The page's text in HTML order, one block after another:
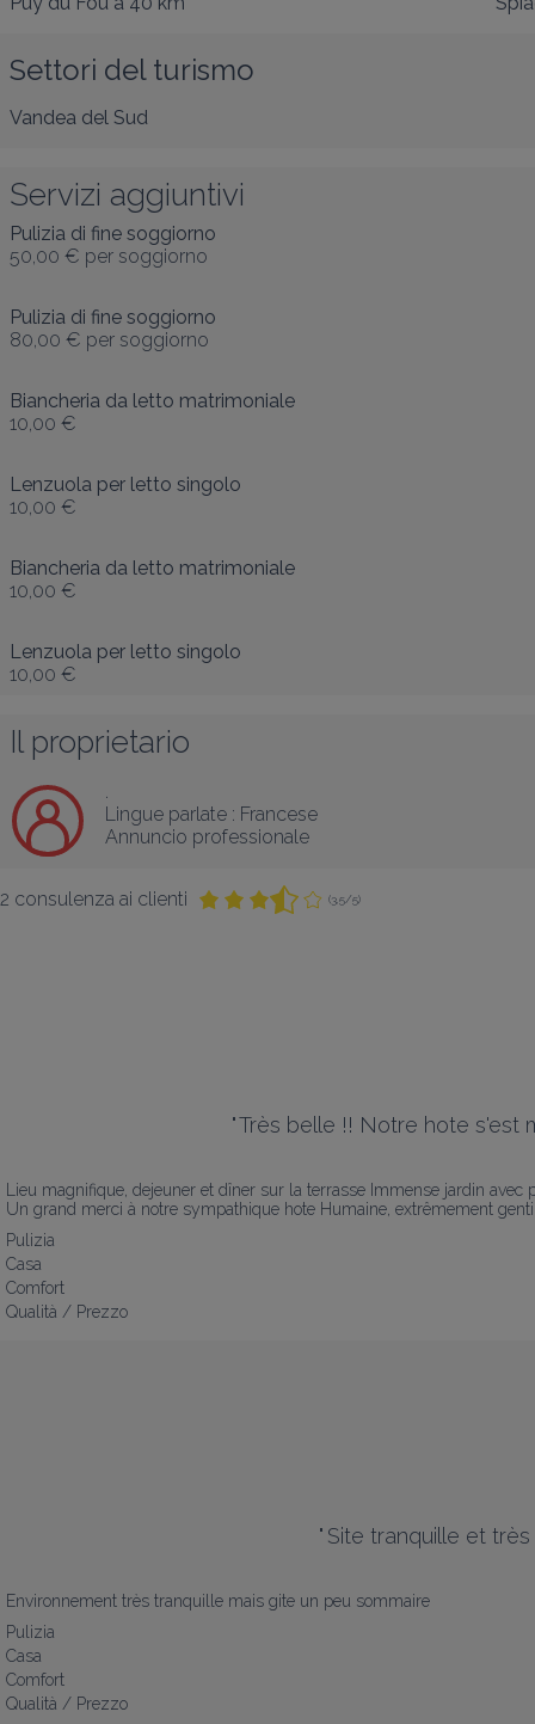
Settori del turismo
Vandea del Sud
Servizi aggiuntivi
Pulizia di fine soggiorno
50,00 € per soggiorno
Pulizia di fine soggiorno
80,00 € per soggiorno
Biancheria da letto matrimoniale
10,00 €
Lenzuola per letto singolo
10,00 €
Biancheria da letto matrimoniale
10,00 €
Lenzuola per letto singolo
10,00 €
Il proprietario
.
Lingue parlate : Francese
Annuncio professionale
2 consulenza ai clienti (3,5/5)
"Très belle !! Notre hote s'est
Lieu magnifique, dejeuner et dîner sur la terrasse Immense jardin
Un grand merci à notre sympathique hote Humaine, extrêmement
Pulizia
Casa
Comfort
Qualità / Prezzo
" Site tranquille et
Environnement très tranquille mais gite un peu sommaire
Pulizia
Casa
Comfort
Qualità / Prezzo